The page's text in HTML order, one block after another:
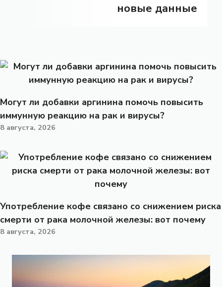
новые данные
Могут ли добавки аргинина помочь повысить
иммунную реакцию на рак и вирусы?
8 августа, 2026
Употребление кофе связано со снижением риска
смерти от рака молочной железы: вот почему
8 августа, 2026